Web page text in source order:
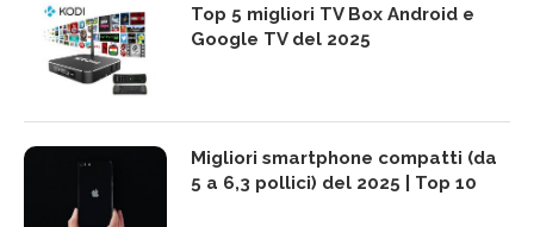
Top 5 migliori TV Box Android e
Google TV del 2025
Migliori smartphone compatti (da
5 a 6,3 pollici) del 2025 | Top 10